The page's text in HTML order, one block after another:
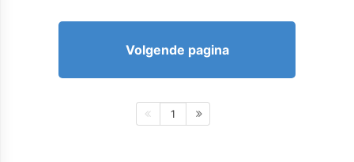
Volgende pagina
1